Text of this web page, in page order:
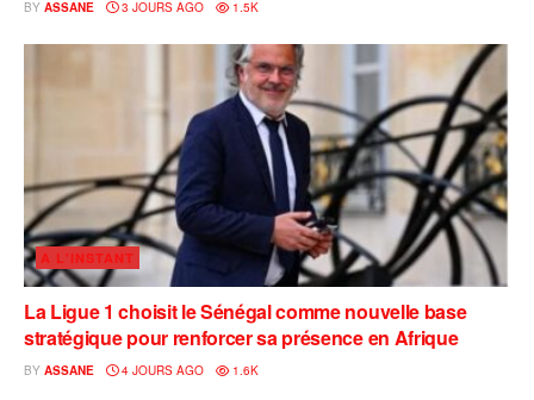
BY ASSANE 3 JOURS AGO 1.5K
A L'INSTANT
La Ligue 1 choisit le Sénégal comme nouvelle base
stratégique pour renforcer sa présence en Afrique
BY ASSANE 4 JOURS AGO 1.6K